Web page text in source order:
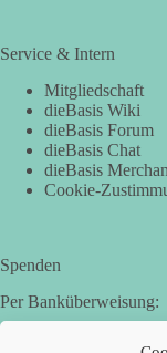
Service & Intern
Mitgliedschaft
dieBasis Wiki
dieBasis Forum
dieBasis Chat
dieBasis
Cookie-
Spenden
Per Banküberweisung:
Basisdemokratische